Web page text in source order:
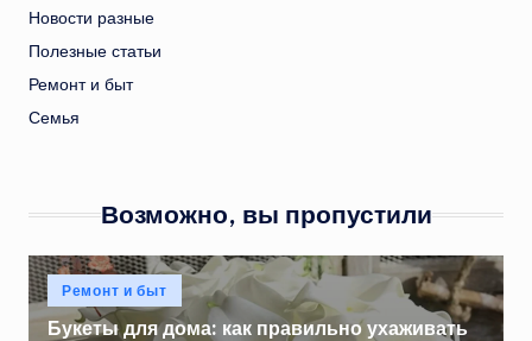
Новости разные
Полезные статьи
Ремонт и быт
Семья
Возможно, вы пропустили
Опубликовано
в Ремонт и быт
Букеты для дома: как правильно ухаживать